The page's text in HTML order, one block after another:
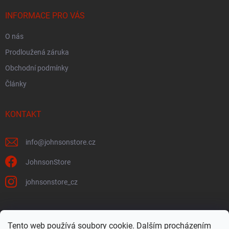
Tento web používá soubory cookie. Dalším procházením
INFORMACE PRO VÁS
O nás
Prodloužená záruka
Obchodní podmínky
Články
KONTAKT
info@johnsonstore.cz
JohnsonStore
johnsonstore_cz